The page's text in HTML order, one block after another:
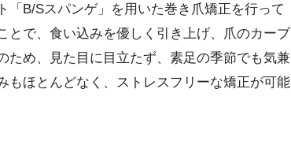
「B/Sスパンゲ」を用いた巻き爪矯正を行って
とで、食い込みを優しく引き上げ、爪のカーブ
ため、見た目に目立たず、素足の季節でも気兼
もほとんどなく、ストレスフリーな矯正が可能